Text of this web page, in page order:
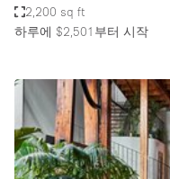
Liquor Licence
Multiple Rooms
Office Equipment
Private Parking
Raw
2,200 sq ft
하루에 $2,501 부터 시작